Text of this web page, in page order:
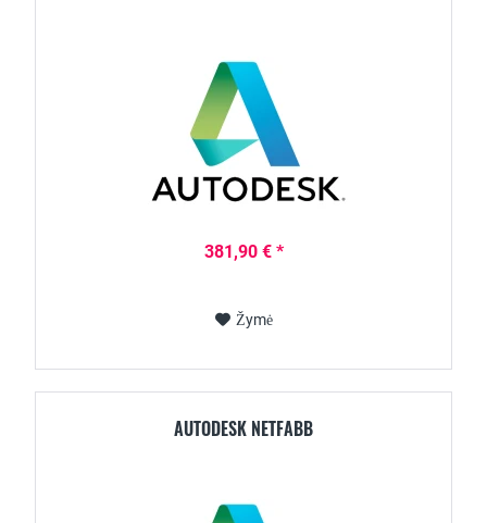
381,90 € *
Žymė
AUTODESK NETFABB